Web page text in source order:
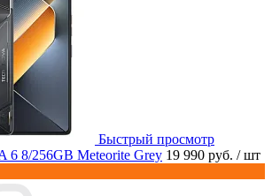
Быстрый просмотр
6 8/256GB Meteorite Grey 19 990 руб. / шт